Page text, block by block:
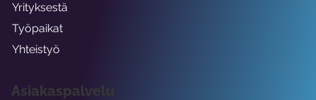
Asiakaspalvelu
Yrityksestä
Työpaikat
Yhteistyö